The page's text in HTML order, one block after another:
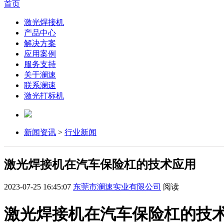
首页
激光焊接机
产品中心
解决方案
应用案例
服务支持
关于澜速
联系澜速
激光打标机
新闻资讯 > 行业新闻
激光焊接机在汽车保险杠的技术应用
2023-07-25 16:45:07 东莞市澜速实业有限公司 阅读
激光焊接机在汽车保险杠的技